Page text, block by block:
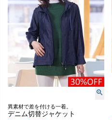
異素材で差を付ける一着。
デニム切替ジャケット